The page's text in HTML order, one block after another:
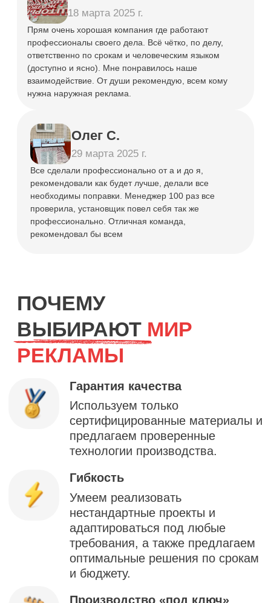
+7 (495) 320-02-65
LZ.Media — разработка и продвижение
+7
Я ознакомлен(а) сполитикой
конфиденциальности согласие на обработку
персональных данных
Оставить заявку
Обратный звонок